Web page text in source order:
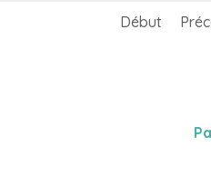
Début